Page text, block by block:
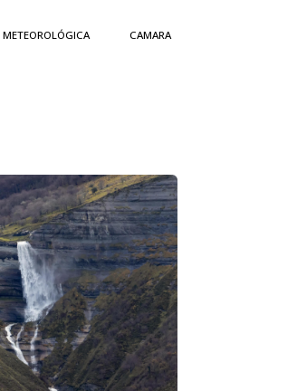
METEOROLÓGICA CAMARA